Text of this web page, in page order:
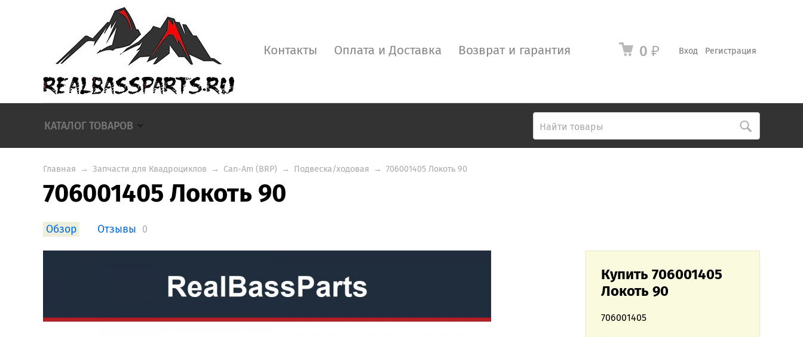
Вход Регистрация
0 ₽
Контакты Оплата и Доставка Возврат и гарантия
КАТАЛОГ ТОВАРОВ
Главная → Запчасти для Квадроциклов → Can-Am (BRP) → Подвеска/ходовая → 706001405 Локоть 90
706001405 Локоть 90
Обзор Отзывы 0
Купить 706001405
Локоть 90
706001405